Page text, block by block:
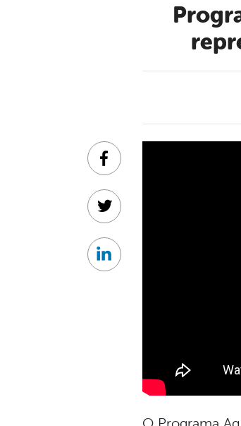
Programa Aqui é o Povo debateu trabalho, experiência e
Facebook
Twitter
Linkedin